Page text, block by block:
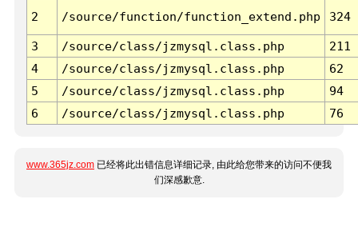
2 /source/function/function_extend.php 324
3 /source/class/jzmysql.class.php
211
4
/source/class/jzmysql.class.php
62
5
/source/class/jzmysql.class.php
94
6
/source/class/jzmysql.class.php 76
www.365jz.com 已经将此出错信息详细记录, 由此给您带来的访问不便我
们深感歉意.